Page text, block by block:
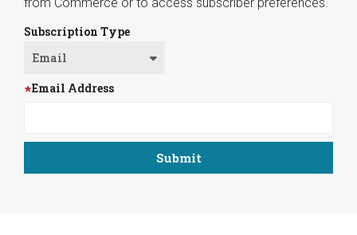
Subscription Type
Email Address